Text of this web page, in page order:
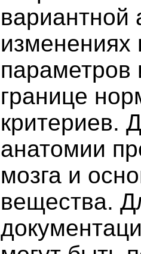
вариантной
параметров
границе
критериев.
анатомии
мозга и
вещества.